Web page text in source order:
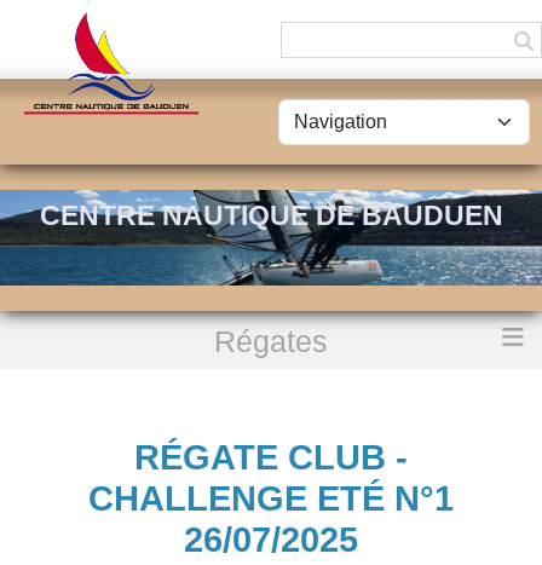
CENTRE NAUTIQUE DE BAUDUEN
Régates
Régate Club - Challenge Eté n°1 26/07/2025
RÉGATE CLUB -
CHALLENGE ETÉ N°1
26/07/2025
Panneau de gestion des cookies